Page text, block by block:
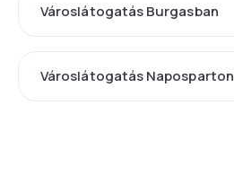
Városlátogatás Burgasban
Városlátogatás Naposparton